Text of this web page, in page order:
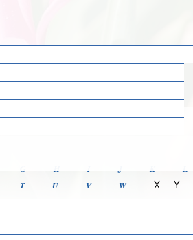
BW /Verfahrensbeschreibungen
G H I J K L
T U V W X Y